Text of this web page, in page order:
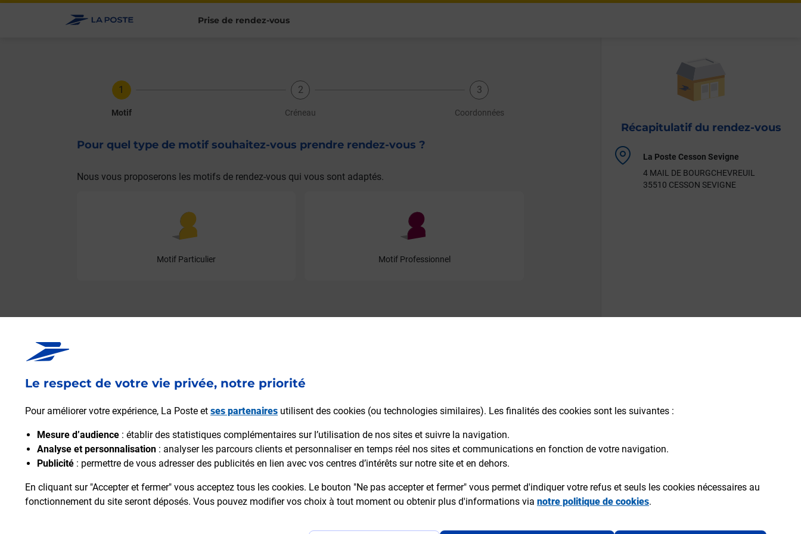
Le respect de votre vie privée, notre priorité
Pour améliorer votre expérience, La Poste et ses partenaires utilisent des cookies (ou technologies similaires). Les finalités des cookies sont les suivantes :
Mesure d’audience : établir des statistiques complémentaires sur l’utilisation de nos sites et suivre la navigation.
Analyse et personnalisation : analyser les parcours clients et personnaliser en temps réel nos sites et communications en fonction de votre navigation.
Publicité : permettre de vous adresser des publicités en lien avec vos centres d’intérêts sur notre site et en dehors.
En cliquant sur "Accepter et fermer" vous acceptez tous les cookies. Le bouton "Ne pas accepter et fermer" vous permet d'indiquer votre refus et seuls les cookies nécessaires au
fonctionnement du site seront déposés. Vous pouvez modifier vos choix à tout moment ou obtenir plus d'informations via notre politique de cookies.
Prise de rendez-vous
Motif Créneau Coordonnées
Pour quel type de motif souhaitez-vous prendre rendez-vous ?
Nous vous proposerons les motifs de rendez-vous qui vous sont adaptés.
Motif Particulier Motif Professionnel
Récapitulatif du rendez-vous
Localisation
de
La Poste Cesson Sevigne
4 MAIL DE BOURGCHEVREUIL
35510 CESSON SEVIGNE